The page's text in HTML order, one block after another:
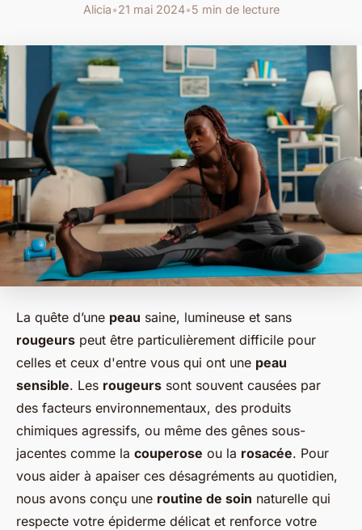
Alicia•21 mai 2024•5 min de lecture
La quête d’une peau saine, lumineuse et sans
rougeurs peut être particulièrement difficile pour
celles et ceux d'entre vous qui ont une peau
sensible. Les rougeurs sont souvent causées par
des facteurs environnementaux, des produits
chimiques agressifs, ou même des gênes sous-
jacentes comme la couperose ou la rosacée. Pour
vous aider à apaiser ces désagréments au quotidien,
nous avons conçu une routine de soin naturelle qui
respecte votre épiderme délicat et renforce votre